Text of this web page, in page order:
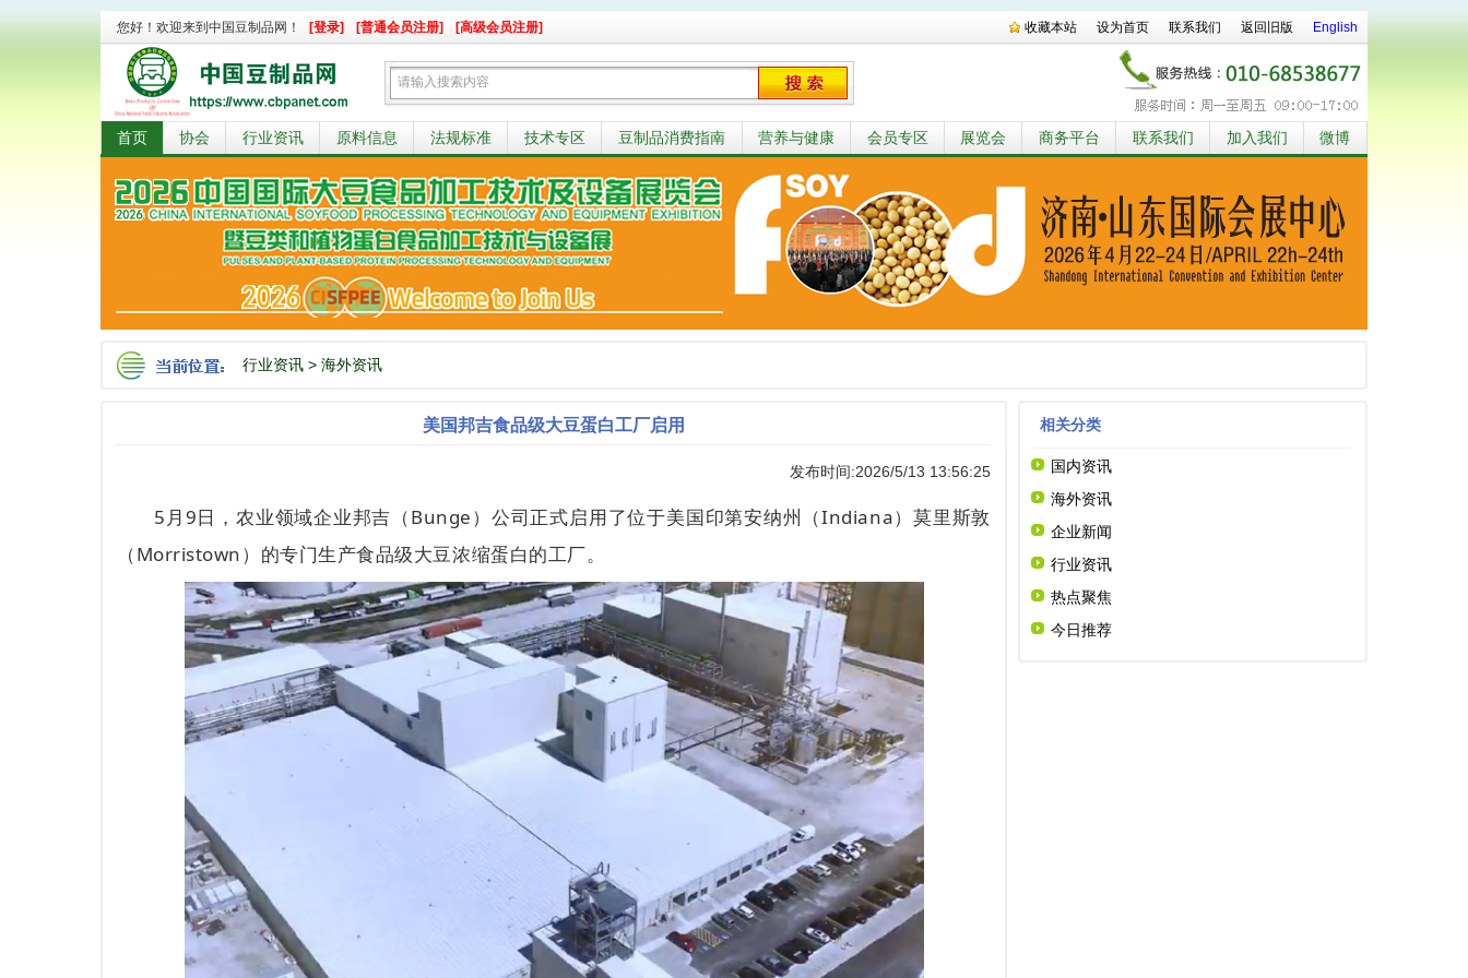
您好！欢迎来到中国豆制品网！ [登录] [普通会员注册] [高级会员注册] 收藏本站 设为首页 联系我们 返回旧版 English
首页 协会 行业资讯 原料信息 法规标准 技术专区 豆制品消费指南 营养与健康 会员专区 展览会 商务平台 联系我们 加入我们 微博
行业资讯 > 海外资讯
美国邦吉食品级大豆蛋白工厂启用
发布时间:2026/5/13 13:56:25
5月9日，农业领域企业邦吉（Bunge）公司正式启用了位于美国印第安纳州（Indiana）莫里斯敦
（Morristown）的专门生产食品级大豆浓缩蛋白的工厂。
相关分类
国内资讯
海外资讯
企业新闻
行业资讯
热点聚焦
今日推荐